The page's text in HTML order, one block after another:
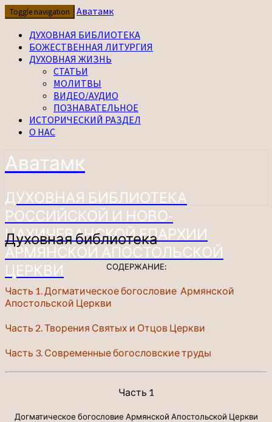
Перейти
к
содержимому
Toggle navigation
Аватамк
ДУХОВНАЯ БИБЛИОТЕКА
БОЖЕСТВЕННАЯ ЛИТУРГИЯ
ДУХОВНАЯ ЖИЗНЬ
СТАТЬИ
МОЛИТВЫ
ВИДЕО/АУДИО
ПОЗНАВАТЕЛЬНОЕ
ИСТОРИЧЕСКИЙ РАЗДЕЛ
О НАС
Аватамк
ДУХОВНАЯ БИБЛИОТЕКА
РОССИЙСКОЙ И НОВО-
НАХИЧЕВАНСКОЙ ЕПАРХИИ
АРМЯНСКОЙ АПОСТОЛЬСКОЙ
ЦЕРКВИ
Духовная
библиотека
Духовная библиотека
СОДЕРЖАНИЕ:
Часть 1. Догматическое богословие Армянской
Апостольской Церкви
Часть 2. Творения Святых и Отцов Церкви
Часть 3. Современные богословские труды
Часть 1
Догматическое богословие Армянской Апостольской Церкви